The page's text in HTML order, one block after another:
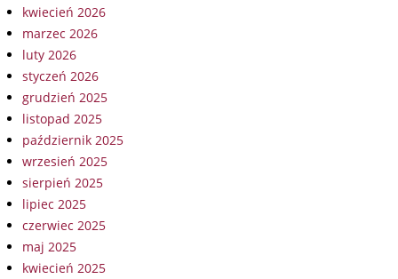
kwiecień 2026
marzec 2026
luty 2026
styczeń 2026
grudzień 2025
listopad 2025
październik 2025
wrzesień 2025
sierpień 2025
lipiec 2025
czerwiec 2025
maj 2025
kwiecień 2025